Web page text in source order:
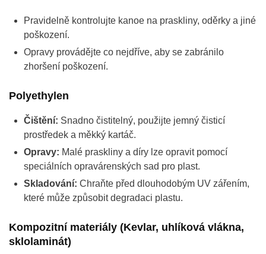
Pravidelně kontrolujte kanoe na praskliny, oděrky a jiné
poškození.
Opravy provádějte co nejdříve, aby se zabránilo
zhoršení poškození.
Polyethylen
Čištění: Snadno čistitelný, použijte jemný čisticí
prostředek a měkký kartáč.
Opravy: Malé praskliny a díry lze opravit pomocí
speciálních opravárenských sad pro plast.
Skladování: Chraňte před dlouhodobým UV zářením,
které může způsobit degradaci plastu.
Kompozitní materiály (Kevlar, uhlíková vlákna,
sklolaminát)